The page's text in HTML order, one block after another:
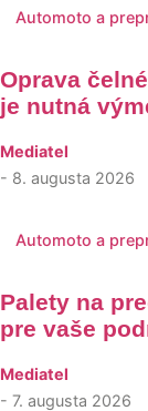
Automoto a
Oprava
je nutná
Mediatel
- 8. augusta 2026
Automoto a
Palety na
pre vaše
Mediatel
- 7. augusta 2026